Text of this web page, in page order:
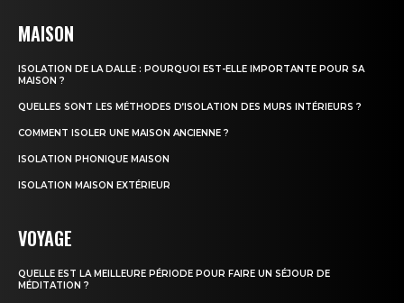
MAISON
ISOLATION DE LA DALLE : POURQUOI EST-ELLE IMPORTANTE POUR SA
MAISON ?
QUELLES SONT LES MÉTHODES D’ISOLATION DES MURS INTÉRIEURS ?
COMMENT ISOLER UNE MAISON ANCIENNE ?
ISOLATION PHONIQUE MAISON
ISOLATION MAISON EXTÉRIEUR
VOYAGE
QUELLE EST LA MEILLEURE PÉRIODE POUR FAIRE UN SÉJOUR DE
MÉDITATION ?